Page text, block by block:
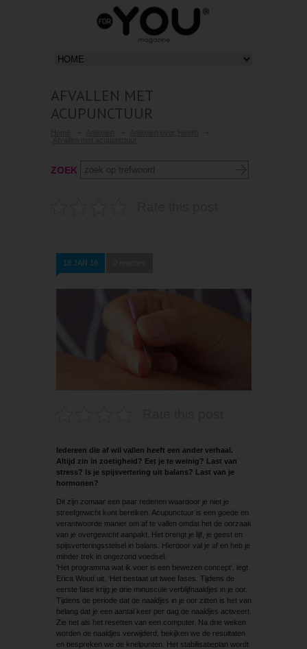
AFVALLEN MET
ACUPUNCTUUR
ZOEK
18 JAN 16
Iedereen die af wil vallen heeft een ander verhaal.
Altijd zin in zoetigheid? Eet je te weinig? Last van
stress? Is je spijsvertering uit balans? Last van je
hormonen?
Dit zijn zomaar een paar redenen waardoor je niet je
streefgewicht kunt bereiken. ­Acupunctuur is een goede en
verantwoorde manier om af te vallen omdat het de oorzaak
van je overgewicht aanpakt. Het brengt je lijf, je geest en
spijsverteringsstelsel in balans. Hierdoor val je af en heb je
minder trek in ongezond voedsel.
‘Het programma wat ik voer is een bewezen concept’, legt
Erica Woud uit. ‘Het bestaat uit twee fases. Tijdens de
eerste fase krijg je drie minuscule verblijfnaaldjes in je oor.
Tijdens de periode dat de naaldjes in je oor zitten is het van
belang dat je een aantal keer per dag de naaldjes activeert.
Zie het als het resetten van een computer. Na drie weken
worden de naaldjes verwijderd, bekijken we de resultaten
en bespreken we de knelpunten. Het stabilisatieplan wordt